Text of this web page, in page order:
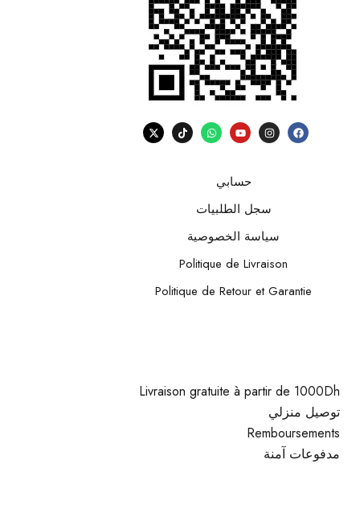
حسابي
سجل الطلبيات
سياسة الخصوصية
Politique de Livraison
Politique de Retour et Garantie
Livraison gratuite à partir de 1000Dh
توصيل منزلي
Remboursements
مدفوعات آمنة